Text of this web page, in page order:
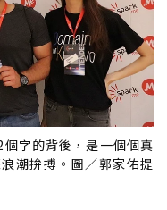
個字的背後，是一個個真
潮拚搏。圖／郭家佑提